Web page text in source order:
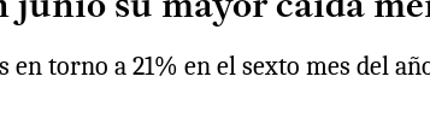
junio su mayor caída
torno a 21% en el sexto mes del